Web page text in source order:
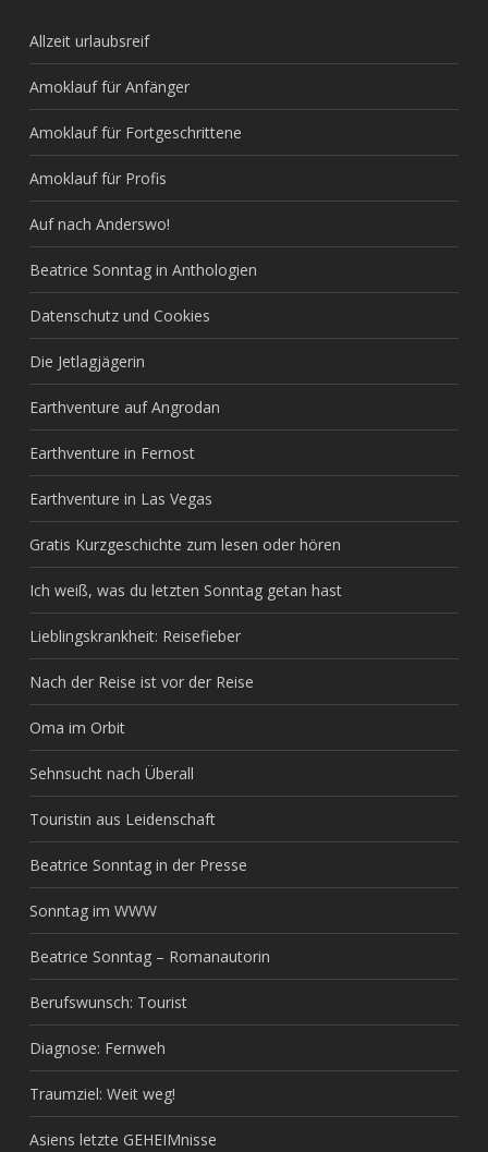
Allzeit urlaubsreif
Amoklauf für Anfänger
Amoklauf für Fortgeschrittene
Amoklauf für Profis
Auf nach Anderswo!
Beatrice Sonntag in Anthologien
Datenschutz und Cookies
Die Jetlagjägerin
Earthventure auf Angrodan
Earthventure in Fernost
Earthventure in Las Vegas
Gratis Kurzgeschichte zum lesen oder hören
Ich weiß, was du letzten Sonntag getan hast
Lieblingskrankheit: Reisefieber
Nach der Reise ist vor der Reise
Oma im Orbit
Sehnsucht nach Überall
Touristin aus Leidenschaft
Beatrice Sonntag in der Presse
Sonntag im WWW
Beatrice Sonntag – Romanautorin
Berufswunsch: Tourist
Diagnose: Fernweh
Traumziel: Weit weg!
Asiens letzte GEHEIMnisse